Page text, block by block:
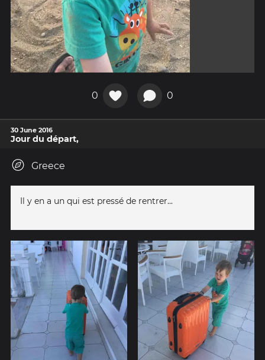
0 0
30 June 2016
Jour du départ,
Greece
Il y en a un qui est pressé de rentrer...